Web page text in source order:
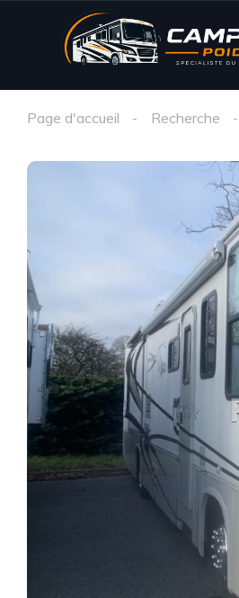
Page d'accueil Recherche